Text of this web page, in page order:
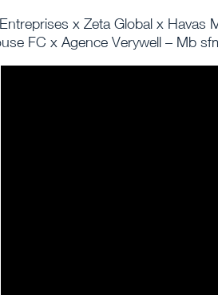
x Zeta Global x Havas
FC x Agence Verywell – Mb